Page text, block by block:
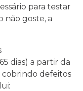
para testar
não goste, a
dias) a partir da
defeitos